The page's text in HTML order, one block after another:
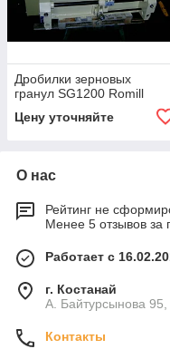
Дробилки зерновых
гранул SG1200 Romill
Цену уточняйте
О нас
Рейтинг не
Менее 5 отзывов за
Работает с
г. Костанай
А. Байтурсынова 95,
Контакты